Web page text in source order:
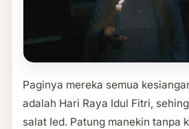
Paginya mereka semua
adalah Hari Raya Idul Fitri,
salat Ied. Patung manekin tanpa